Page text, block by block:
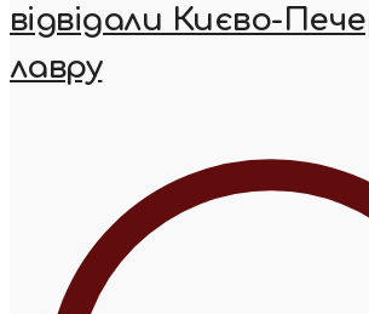
відвідали Києво-
лавру